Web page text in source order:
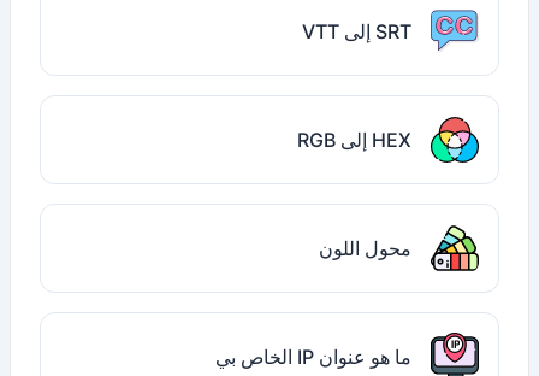
SRT إلى VTT
HEX إلى RGB
محول اللون
ما هو عنوان IP الخاص بي